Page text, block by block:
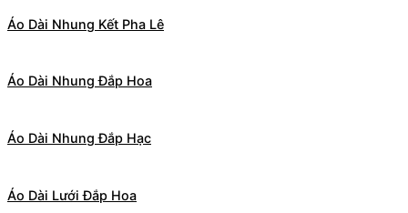
Áo Dài Nhung Kết Pha Lê
Áo Dài Nhung Đắp Hoa
Áo Dài Nhung Đắp Hạc
Áo Dài Lưới Đắp Hoa